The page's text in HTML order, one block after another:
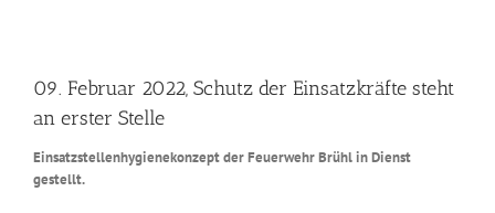
Bild
09. Februar 2022, Schutz der Einsatzkräfte steht
an erster Stelle
Einsatzstellenhygienekonzept der Feuerwehr Brühl in Dienst
gestellt.